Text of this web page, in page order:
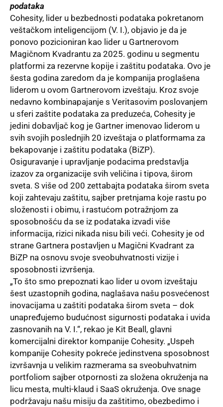
podataka
Cohesity, lider u bezbednosti podataka pokretanom
veštačkom inteligencijom (V. I.), objavio je da je
ponovo pozicioniran kao lider u Gartnerovom
Magičnom Kvadrantu za 2025. godinu u segmentu
platformi za rezervne kopije i zaštitu podataka. Ovo je
šesta godina zaredom da je kompanija proglašena
liderom u ovom Gartnerovom izveštaju. Kroz svoje
nedavno kombinapajanje s Veritasovim poslovanjem
u sferi zaštite podataka za preduzeća, Cohesity je
jedini dobavljač kog je Gartner imenovao liderom u
svih svojih poslednjih 20 izveštaja o platformama za
bekapovanje i zaštitu podataka (BiZP).
Osiguravanje i upravljanje podacima predstavlja
izazov za organizacije svih veličina i tipova, širom
sveta. S više od 200 zettabajta podataka širom sveta
koji zahtevaju zaštitu, sajber pretnjama koje rastu po
složenosti i obimu, i rastućom potražnjom za
sposobnošću da se iz podataka izvadi više
informacija, rizici nikada nisu bili veći. Cohesity je od
strane Gartnera postavljen u Magični Kvadrant za
BiZP na osnovu svoje sveobuhvatnosti vizije i
sposobnosti izvršenja.
„To što smo prepoznati kao lider u ovom izveštaju
šest uzastopnih godina, naglašava našu posvećenost
inovacijama u zaštiti podataka širom sveta – dok
unapređujemo budućnost sigurnosti podataka i uvida
zasnovanih na V. I.“, rekao je Kit Beall, glavni
komercijalni direktor kompanije Cohesity. „Uspeh
kompanije Cohesity pokreće jedinstvena sposobnost
izvršavnja u velikim razmerama sa sveobuhvatnim
portfoliom sajber otpornosti za složena okruženja na
licu mesta, multi-klaud i SaaS okruženja. Ove snage
podržavaju našu misiju da zaštitimo, obezbedimo i